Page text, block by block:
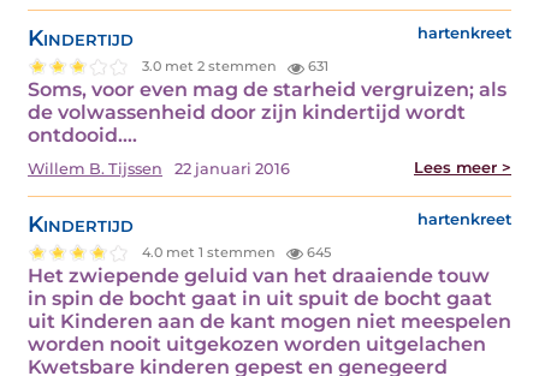
Kindertijd hartenkreet
3.0 met 2 stemmen 631
Soms, voor even mag de starheid vergruizen; als
de volwassenheid door zijn kindertijd wordt
ontdooid.…
Willem B. Tijssen 22 januari 2016 Lees meer >
Kindertijd hartenkreet
4.0 met 1 stemmen 645
Het zwiepende geluid van het draaiende touw
in spin de bocht gaat in uit spuit de bocht gaat
uit Kinderen aan de kant mogen niet meespelen
worden nooit uitgekozen worden uitgelachen
Kwetsbare kinderen gepest en genegeerd